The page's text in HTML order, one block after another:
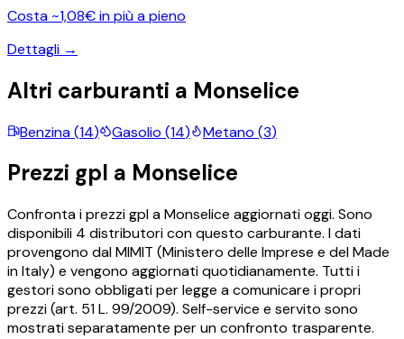
Costa ~1,08€ in più a pieno
Dettagli →
Altri carburanti a Monselice
Benzina(14) Gasolio (14) Metano (3)
Prezzi gpl a Monselice
Confronta i prezzigplaMonselice aggiornati oggi. Sono
disponibili 4 distributori con questo carburante. I dati
provengono dal MIMIT (Ministero delle Imprese e del Made
in Italy) e vengono aggiornati quotidianamente. Tutti i
gestori sono obbligati per legge a comunicare i propri
prezzi (art. 51 L. 99/2009). Self-service e servito sono
mostrati separatamente per un confronto trasparente.